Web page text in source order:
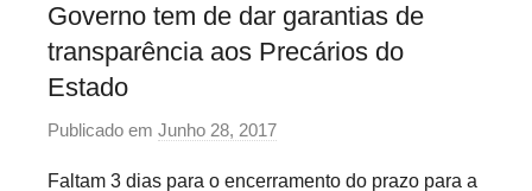
Governo tem de dar garantias de
transparência aos Precários do
Estado
Publicado em Junho 28, 2017
Faltam 3 dias para o encerramento do prazo para a